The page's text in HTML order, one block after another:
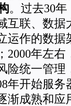
。过去30
互联、数据
运作的数据
2000年左右
险统一管理
年开始服务
渐成熟和应